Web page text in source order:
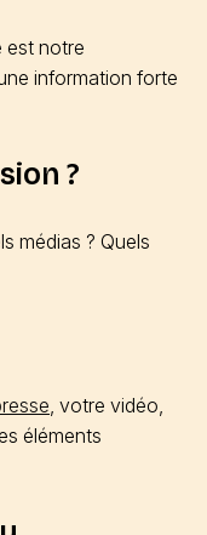
est notre
information forte
?
médias ? Quels
, votre vidéo,
éléments